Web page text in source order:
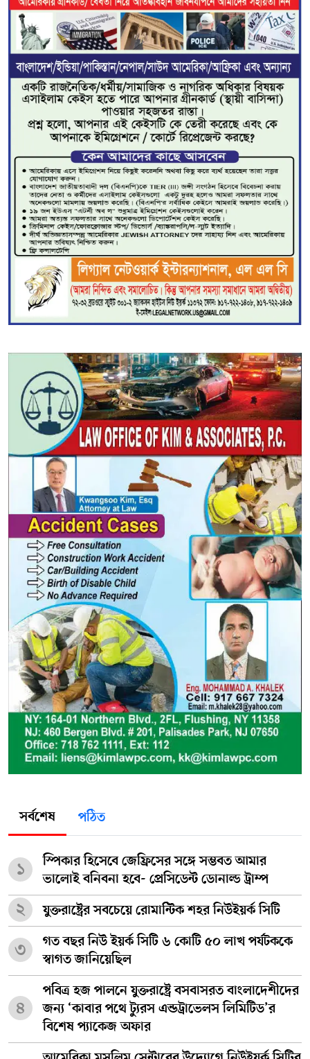
সর্বশেষ পঠিত
১
স্পিকার হিসেবে জেফ্রিসের সঙ্গে সম্ভবত আমার
ভালোই বনিবনা হবে- প্রেসিডেন্ট ডোনাল্ড ট্রাম্প
২ যুক্তরাষ্ট্রের সবচেয়ে রোমান্টিক শহর নিউইয়র্ক সিটি
৩
গত বছর নিউ ইয়র্ক সিটি ৬ কোটি ৫০ লাখ পর্যটককে
স্বাগত জানিয়েছিল
৪
পবিত্র হজ পালনে যুক্তরাষ্ট্রে বসবাসরত বাংলাদেশীদের
জন্য ‘কাবার পথে ট্যুরস এন্ডট্রাভেলস লিমিটিড’র
বিশেষ প্যাকেজ অফার